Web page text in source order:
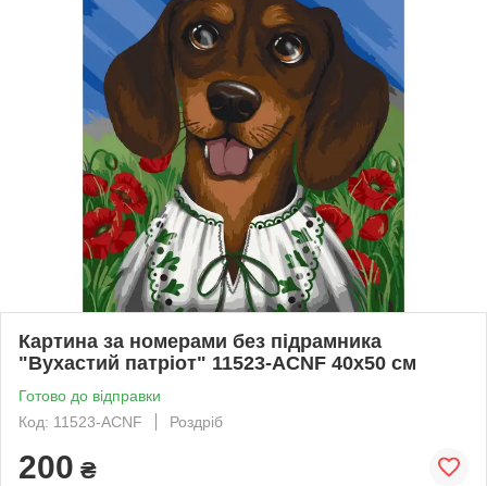
Картина за номерами без підрамника
"Вухастий патріот" 11523-ACNF 40х50 см
Готово до відправки
Код: 11523-ACNF
Роздріб
200 ₴